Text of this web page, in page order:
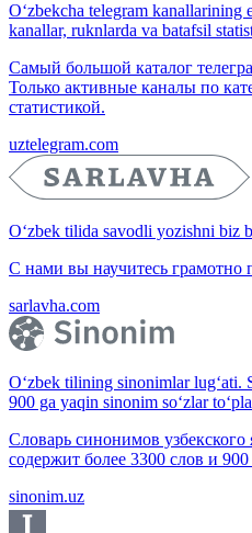
O‘zbekcha telegram kanallarining
kanallar, ruknlarda va batafsil
Самый большой каталог
Только активные каналы по
статистикой.
uztelegram.com
O‘zbek tilida savodli yozishni biz
С нами вы научитесь грамотно
sarlavha.com
O‘zbek tilining sinonimlar lug‘ati.
900 ga yaqin sinonim so‘zlar
Словарь синонимов
содержит более 3300 слов и
sinonim.uz